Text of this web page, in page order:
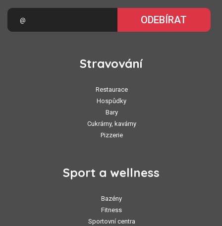
ODEBÍRAT
Stravování
Restaurace
Hospůdky
Bary
Cukrárny, kavárny
Pizzerie
Sport a wellness
Bazény
Fitness
Sportovní centra